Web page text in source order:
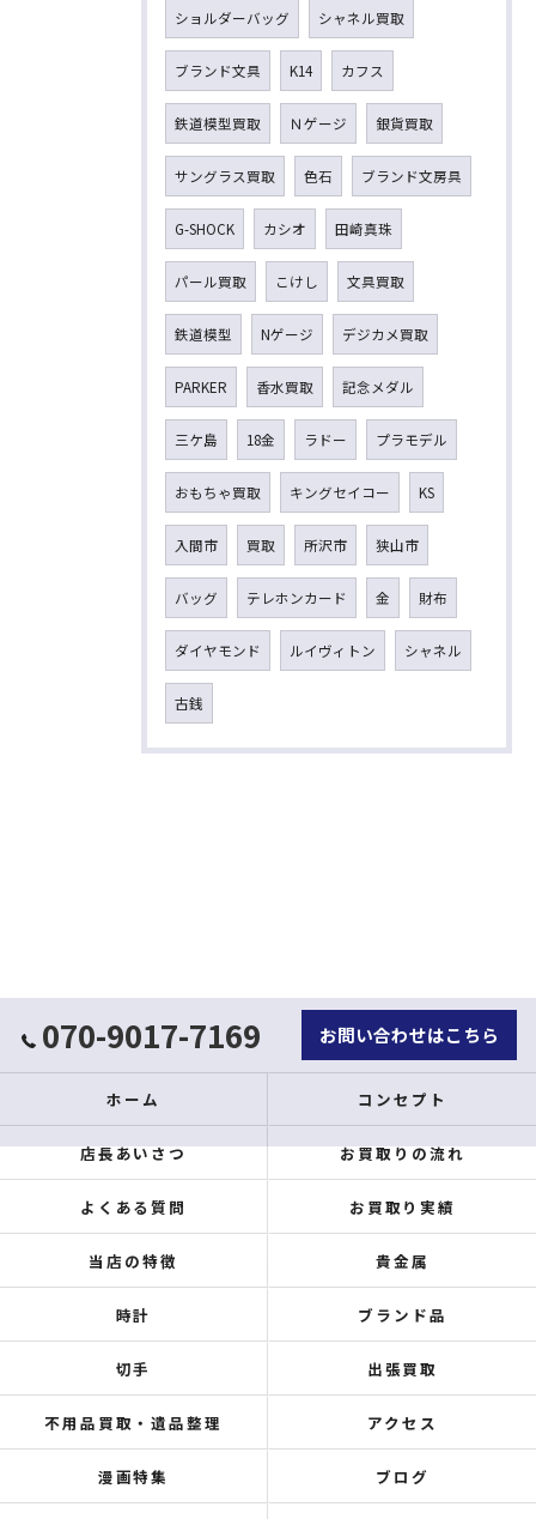
ショルダーバッグ シャネル買取
ブランド文具 K14 カフス
鉄道模型買取 Ｎゲージ 銀貨買取
サングラス買取 色石 ブランド文房具
G-SHOCK カシオ 田崎真珠
パール買取 こけし 文具買取
鉄道模型 Nゲージ デジカメ買取
PARKER 香水買取 記念メダル
三ケ島 18金 ラドー プラモデル
おもちゃ買取 キングセイコー KS
入間市 買取 所沢市 狭山市
バッグ テレホンカード 金 財布
ダイヤモンド ルイヴィトン シャネル
古銭
070-9017-7169 お問い合わせはこちら
ホーム コンセプト
店長あいさつ お買取りの流れ
よくある質問 お買取り実績
当店の特徴 貴金属
時計 ブランド品
切手 出張買取
不用品買取・遺品整理 アクセス
漫画特集 ブログ